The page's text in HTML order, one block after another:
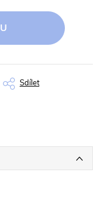
Sdílet